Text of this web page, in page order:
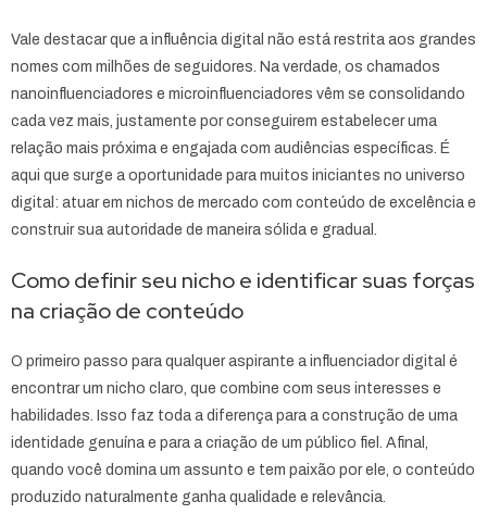
Vale destacar que a influência digital não está restrita aos grandes
nomes com milhões de seguidores. Na verdade, os chamados
nanoinfluenciadores e microinfluenciadores vêm se consolidando
cada vez mais, justamente por conseguirem estabelecer uma
relação mais próxima e engajada com audiências específicas. É
aqui que surge a oportunidade para muitos iniciantes no universo
digital: atuar em nichos de mercado com conteúdo de excelência e
construir sua autoridade de maneira sólida e gradual.
Como definir seu nicho e identificar suas forças
na criação de conteúdo
O primeiro passo para qualquer aspirante a influenciador digital é
encontrar um nicho claro, que combine com seus interesses e
habilidades. Isso faz toda a diferença para a construção de uma
identidade genuína e para a criação de um público fiel. Afinal,
quando você domina um assunto e tem paixão por ele, o conteúdo
produzido naturalmente ganha qualidade e relevância.